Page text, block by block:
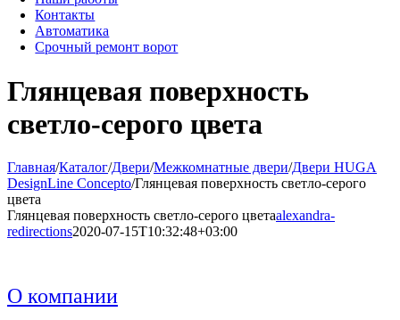
Контакты
Автоматика
Срочный ремонт ворот
Глянцевая поверхность
светло-серого цвета
Главная/Каталог/Двери/Межкомнатные двери/Двери HUGA
DesignLine Concepto/Глянцевая поверхность светло-серого
цвета
Глянцевая поверхность светло-серого цветаalexandra-
redirections2020-07-15T10:32:48+03:00
О компании